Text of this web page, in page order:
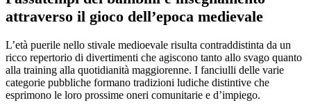
attraverso il gioco dell’epoca medievale
L’età puerile nello stivale medioevale risulta contraddistinta da un
ricco repertorio di divertimenti che agiscono tanto allo svago quanto
alla training alla quotidianità maggiorenne. I fanciulli delle varie
categorie pubbliche formano tradizioni ludiche distintive che
esprimono le loro prossime oneri comunitarie e d’impiego.